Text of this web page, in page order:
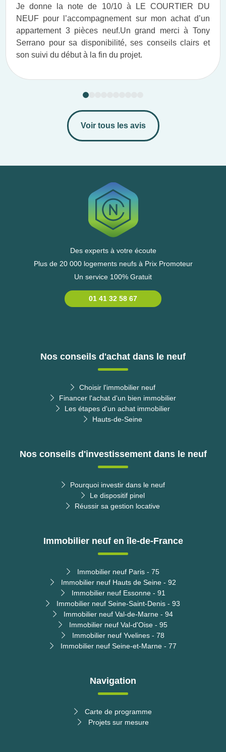
Je donne la note de 10/10 à LE COURTIER DU
NEUF pour l’accompagnement sur mon achat d’un
appartement 3 pièces neuf.​ Un grand merci à Tony
Serrano pour sa disponibilité, ses conseils clairs et
son suivi du début à la fin du projet.​
Voir tous les avis
Des experts à votre écoute
Plus de 20 000 logements neufs à Prix Promoteur
Un service 100% Gratuit
01 41 32 58 67
Nos conseils d'achat dans le neuf
Choisir l'immobilier neuf
Financer l'achat d'un bien immobilier
Les étapes d'un achat immobilier
Hauts-de-Seine
Nos conseils d'investissement dans le neuf
Pourquoi investir dans le neuf
Le dispositif pinel
Réussir sa gestion locative
Immobilier neuf en île-de-France
Immobilier neuf Paris - 75
Immobilier neuf Hauts de Seine - 92
Immobilier neuf Essonne - 91
Immobilier neuf Seine-Saint-Denis - 93
Immobilier neuf Val-de-Marne - 94
Immobilier neuf Val-d'Oise - 95
Immobilier neuf Yvelines - 78
Immobilier neuf Seine-et-Marne - 77
Navigation
Carte de programme
Projets sur mesure